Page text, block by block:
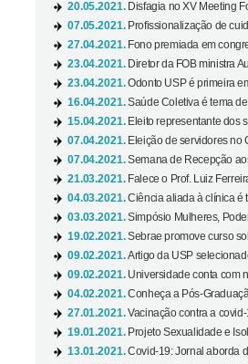
20.05.2021. Disfagia no XV Meeting
07.05.2021. Profissionalização de
27.04.2021. Fono premiada em
23.04.2021. Diretor da FOB ministra
23.04.2021.Odonto USP é primeira
16.04.2021.Saúde Coletiva é tema
15.04.2021. Eleito representante dos
07.04.2021. Eleição de servidores no
07.04.2021.Semana de Recepção
21.03.2021. Falece o Prof. Luiz
04.03.2021.Ciência aliada à clínica é
03.03.2021.Simpósio Mulheres,
19.02.2021.Sebrae promove curso
09.02.2021.Artigo da USP
09.02.2021. Universidade conta com
04.02.2021.Conheça a Pós-
27.01.2021.Vacinação contra a
19.01.2021. Projeto Sexualidade e
13.01.2021.Covid-19: Jornal aborda